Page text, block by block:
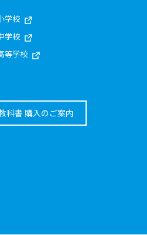
学校
学校
等学校
科書 購入のご案内